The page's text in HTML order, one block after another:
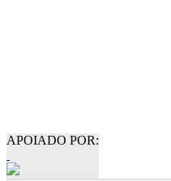
APOIADO POR: